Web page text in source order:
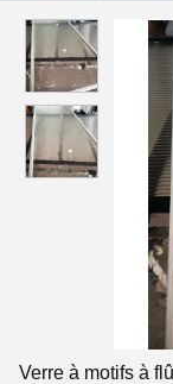
Verre à motifs à